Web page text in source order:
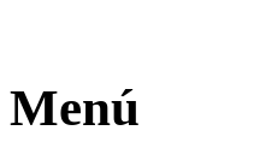
Menú